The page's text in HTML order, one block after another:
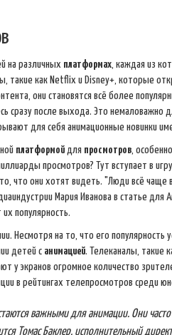
на различных платформах , каждая из
такие как Netflix и Disney+, которые
они становятся всё более
сразу после выхода. Это немаловажно
для себя анимационные новинки
платформой для просмотров ,
просмотров? Тут вступает в
что они хотят видеть. "Люди всё
Мария Иванова в статье для
популярность.
Несмотря на то, что его популярность
детей с анимацией. Телеканалы, такие
экранов огромное количество
в рейтингах телепросмотров среди
важными для анимации. Они
Томас Баклер, исполнительный